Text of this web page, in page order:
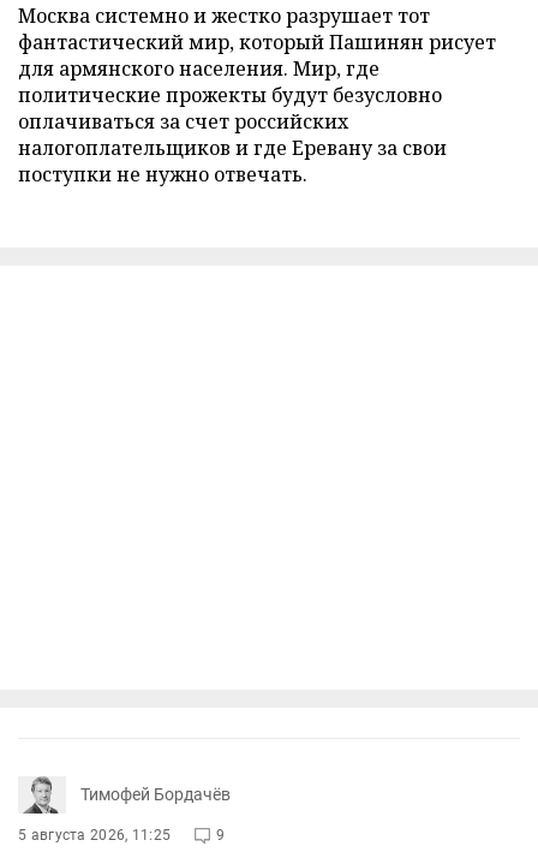
Москва системно и жестко разрушает тот
фантастический мир, который Пашинян рисует
для армянского населения. Мир, где
политические прожекты будут безусловно
оплачиваться за счет российских
налогоплательщиков и где Еревану за свои
поступки не нужно отвечать.
Тимофей Бордачёв
5 августа 2026, 11:25 9